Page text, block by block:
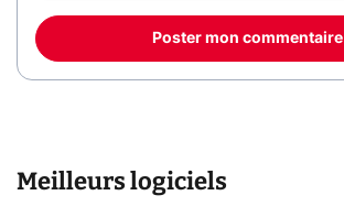
Poster mon commentaire
Meilleurs logiciels